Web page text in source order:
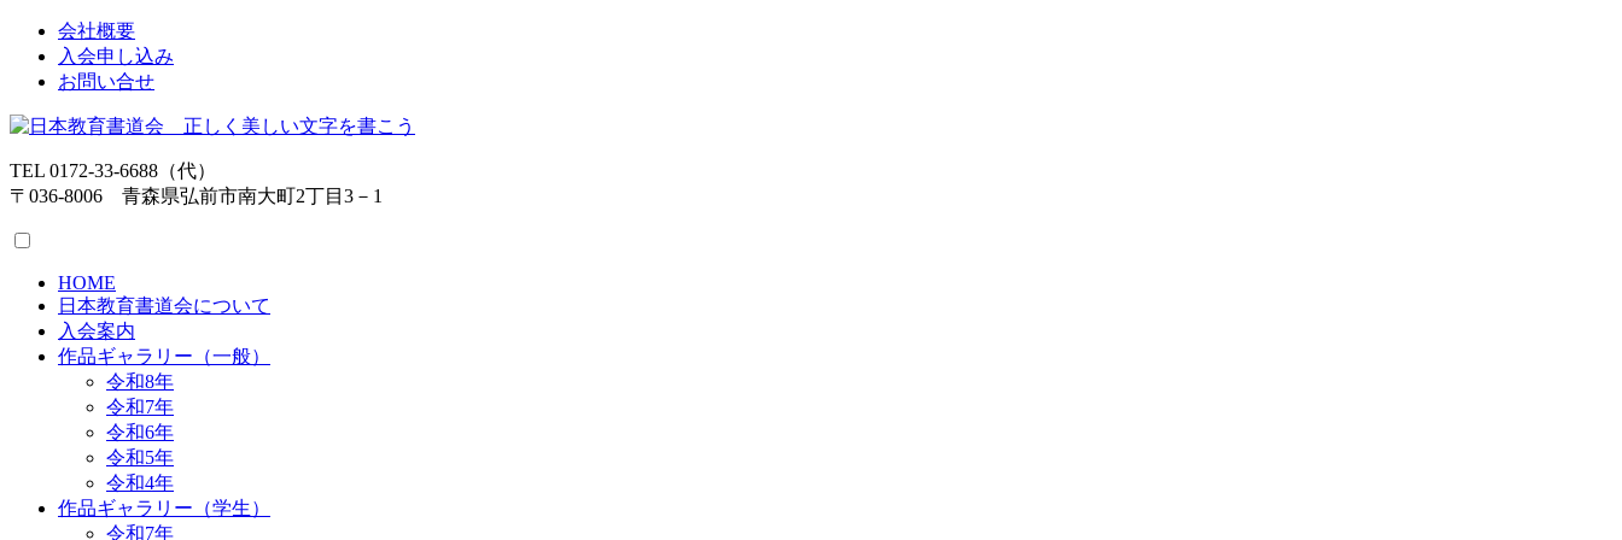
会社概要
入会申し込み
お問い合せ
TEL 0172-33-6688（代）
〒036-8006 青森県弘前市南大町2丁目3－1
HOME
日本教育書道会について
入会案内
作品ギャラリー（一般）
令和8年
令和7年
令和6年
令和5年
令和4年
作品ギャラリー（学生）
令和7年